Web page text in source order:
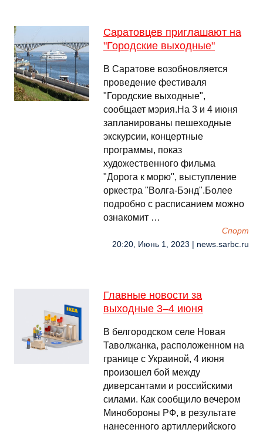
Саратовцев приглашают на
"Городские выходные"
В Саратове возобновляется
проведение фестиваля
"Городские выходные",
сообщает мэрия.На 3 и 4 июня
запланированы пешеходные
экскурсии, концертные
программы, показ
художественного фильма
"Дорога к морю", выступление
оркестра "Волга-Бэнд".Более
подробно с расписанием можно
ознакомит …
Спорт
20:20, Июнь 1, 2023 | news.sarbc.ru
Главные новости за
выходные 3–4 июня
В белгородском селе Новая
Таволжанка, расположенном на
границе с Украиной, 4 июня
произошел бой между
диверсантами и российскими
силами. Как сообщило вечером
Минобороны РФ, в результате
нанесенного артиллерийского